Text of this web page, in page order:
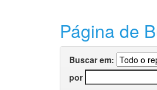
Página de
Buscar em:
por